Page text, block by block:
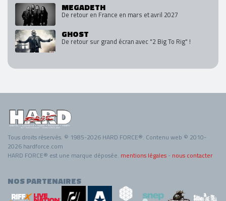
MEGADETH
De retour en France en mars et avril 2027
GHOST
De retour sur grand écran avec "2 Big To Rig" !
Tous droits réservés. © 1985-2026 HARD FORCE®. Contenu web © 2010-
2026 hardforce.com
HARD FORCE® est une marque déposée. mentions légales - nous contacter
NOS PARTENAIRES